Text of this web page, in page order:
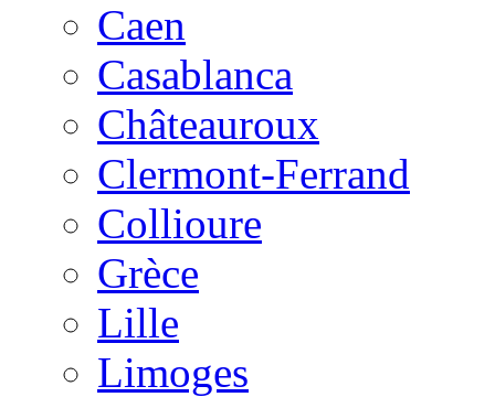
Caen
Casablanca
Châteauroux
Clermont-Ferrand
Collioure
Grèce
Lille
Limoges